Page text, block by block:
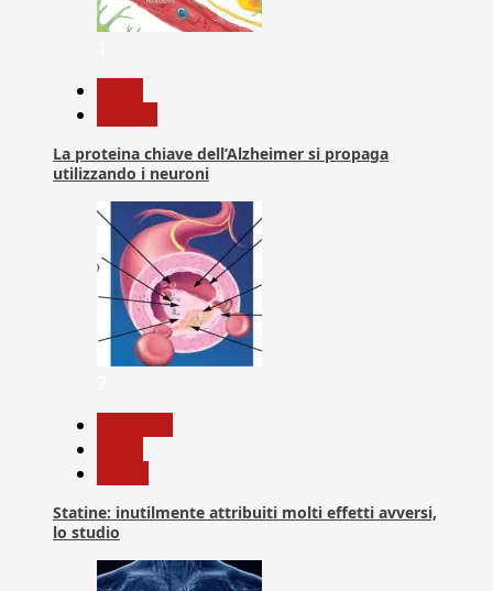
La proteina chiave dell’Alzheimer si propaga
utilizzando i neuroni
Statine: inutilmente attribuiti molti effetti avversi,
lo studio